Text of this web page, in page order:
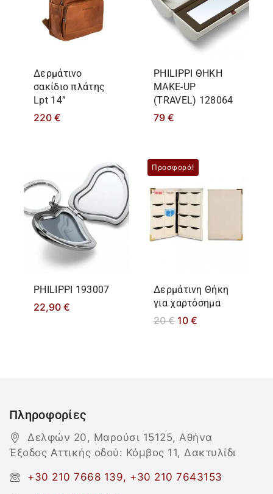
Δερμάτινο
σακίδιο πλάτης
Lpt 14”
220 €
PHILIPPΙ ΘΗΚΗ
MAKE-UP
(TRAVEL) 128064
79 €
PHILIPPΙ 193007
22,90 €
Προσφορά!
Δερμάτινη Θήκη
για χαρτόσημα
20€ 10 €
Πληροφορίες
Δελφών 20, Μαρούσι 15125, Αθήνα
Έξοδος Αττικής οδού: Κόμβος 11, Δακτυλίδι
+30 210 7668 139, +30 210 7643153